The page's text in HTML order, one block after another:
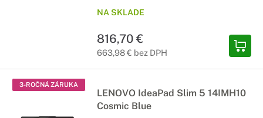
NA SKLADE
816,70 €
663,98 € bez DPH
3-ROČNÁ ZÁRUKA
LENOVO IdeaPad Slim 5 14IMH10
Cosmic Blue